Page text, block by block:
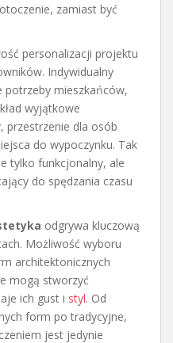
zamiast być
personalizacji projektu
Indywidualny
potrzeby mieszkańców,
wyjątkowe
przestrzenie dla osób
do wypoczynku. Tak
tylko funkcjonalny, ale
do spędzania czasu
odgrywa kluczową
Możliwość wyboru
architektonicznych
mogą stworzyć
ich gust i styl. Od
form po tradycyjne,
jest jedynie